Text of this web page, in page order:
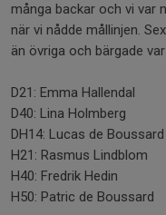
många backar och vi var
när vi nådde mållinjen.
än övriga och bärgade
D21: Emma Hallendal
D40: Lina Holmberg
DH14: Lucas de Boussard
H21: Rasmus Lindblom
H40: Fredrik Hedin
H50: Patric de Boussard